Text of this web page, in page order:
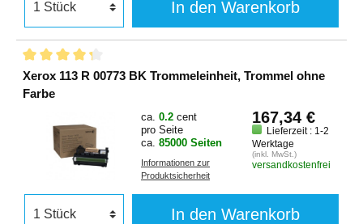
In den Warenkorb
Xerox 113 R 00773 BK Trommeleinheit, Trommel ohne
Farbe
ca. 0.2 cent
pro Seite
ca. 85000 Seiten
Informationen zur
Produktsicherheit
167,34 €
Lieferzeit : 1-2
Werktage
(inkl. MwSt.)
versandkostenfrei
In den Warenkorb